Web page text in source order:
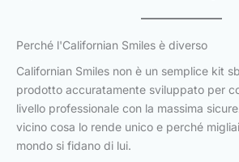
Perché l'Californian Smiles è diverso
Californian Smiles non è un semplice kit
prodotto accuratamente sviluppato per
livello professionale con la massima
vicino cosa lo rende unico e perché
mondo si fidano di lui.